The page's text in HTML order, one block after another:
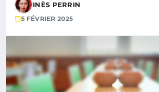
INÈS PERRIN
5 FÉVRIER 2025